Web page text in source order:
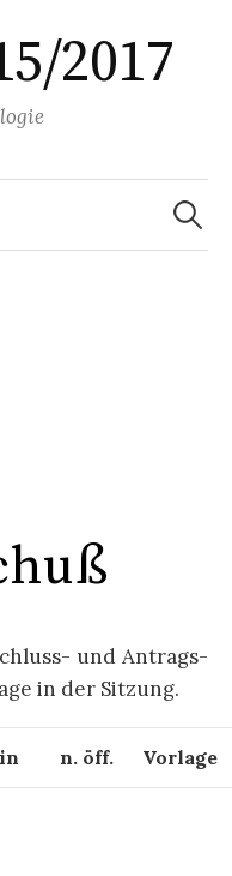
2017
Suchen
nach:
und An­trags­
in der Sitz­ung.​​​​​​​​​​​
n. öff. Vorlage